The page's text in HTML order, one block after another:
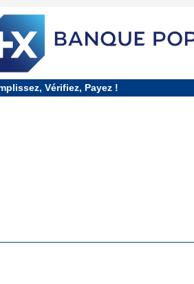
Vérifiez, Payez !